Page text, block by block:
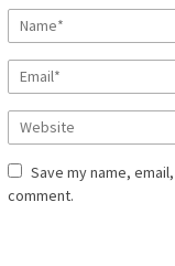
Save my name,
comment.